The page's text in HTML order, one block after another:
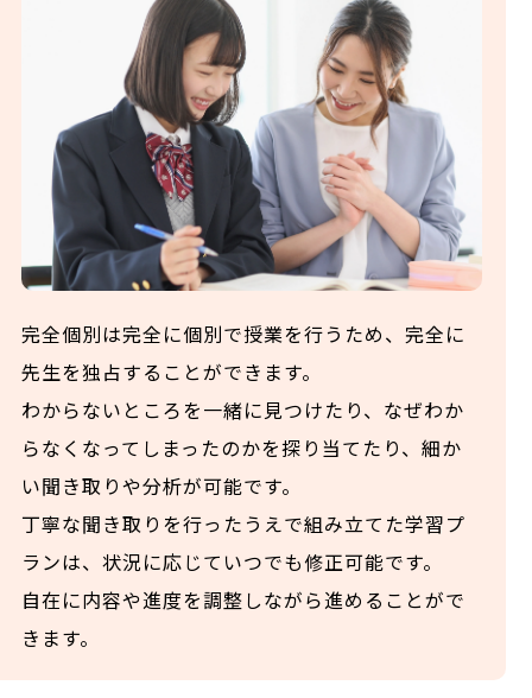
完全個別は完全に個別で授業を行うため、完全に
先生を独占することができます。
わからないところを一緒に見つけたり、なぜわか
らなくなってしまったのかを探り当てたり、細か
い聞き取りや分析が可能です。
丁寧な聞き取りを行ったうえで組み立てた学習プ
ランは、状況に応じていつでも修正可能です。
自在に内容や進度を調整しながら進めることがで
きます。